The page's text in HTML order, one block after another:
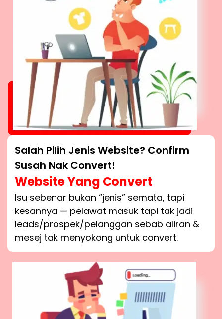
Salah Pilih Jenis Website? Confirm
Susah Nak Convert!
Website Yang Convert
Isu sebenar bukan “jenis” semata, tapi
kesannya — pelawat masuk tapi tak jadi
leads/prospek/pelanggan sebab aliran &
mesej tak menyokong untuk convert.